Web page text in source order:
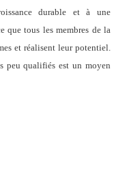
durable et à une
que tous les membres de la
et réalisent leur potentiel.
peu qualifiés est un moyen